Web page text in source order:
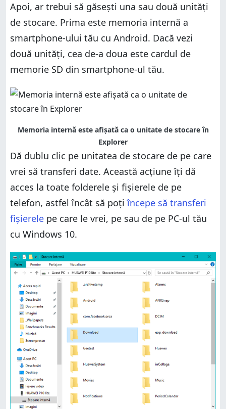
Apoi, ar trebui să găsești una sau două unități
de stocare. Prima este memoria internă a
smartphone-ului tău cu Android. Dacă vezi
două unități, cea de-a doua este cardul de
memorie SD din smartphone-ul tău.
Memoria internă este afișată ca o unitate de stocare în
Explorer
Dă dublu clic pe unitatea de stocare de pe care
vrei să transferi date. Această acțiune îți dă
acces la toate folderele și fișierele de pe
telefon, astfel încât să poțiîncepe să transferi
fișierele pe care le vrei, pe sau de pe PC-ul tău
cu Windows 10.